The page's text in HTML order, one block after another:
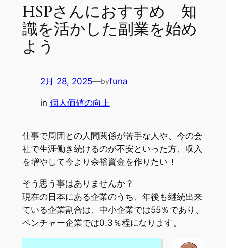
HSPさんにおすすめ 知
識を活かした副業を始め
よう
2月 28, 2025—byfuna
in 個人価値の向上
仕事で周囲との人間関係が苦手な人や、今の会
社で生涯働き続けるのが不安といった方、収入
を増やして今より余裕資金を作りたい！
そう思う事はありませんか？
現在の日本にある企業のうち、年後も継続出来
ている企業割合は、中小企業では55％であり、
ベンチャー企業では0.3％程になります。